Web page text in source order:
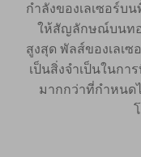
กำลังของเลเซอร์บ
ให้สัญลักษณ์บนท
สูงสุด พัลส์ของเลเ
เป็นสิ่งจำเป็นในก
มากกว่าที่กำหนด